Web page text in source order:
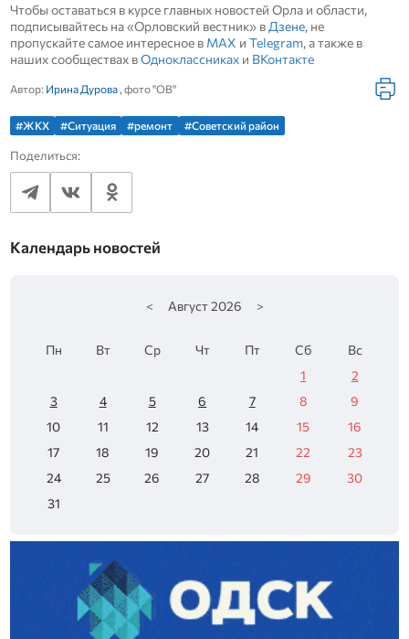
Чтобы оставаться в курсе главных новостей Орла и области,
подписывайтесь на «Орловский вестник» в Дзене, не
пропускайте самое интересное в MAX и Telegram, а также в
наших сообществах вОдноклассникахи ВКонтакте
Автор: Ирина Дурова, фото "ОВ"
#ЖКХ #Ситуация #ремонт #Советский район
Поделиться:
Календарь новостей
< Август 2026 >
Пн Вт Ср Чт Пт Сб
Вс
1
2
3
4 5 6 7 8
9
10
11 12 13 14 15
16
17
18 19 20 21 22
23
24
25 26 27 28 29
30
31